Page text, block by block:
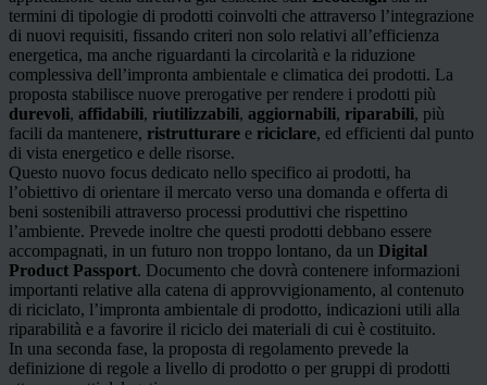
termini di tipologie di prodotti coinvolti che attraverso l’integrazione
di nuovi requisiti, fissando criteri non solo relativi all’efficienza
energetica, ma anche riguardanti la circolarità e la riduzione
complessiva dell’impronta ambientale e climatica dei prodotti. La
proposta stabilisce nuove prerogative per rendere i prodotti più
durevoli, affidabili, riutilizzabili, aggiornabili, riparabili, più
facili da mantenere, ristrutturare e riciclare, ed efficienti dal punto
di vista energetico e delle risorse.
Questo nuovo focus dedicato nello specifico ai prodotti, ha
l’obiettivo di orientare il mercato verso una domanda e offerta di
beni sostenibili attraverso processi produttivi che rispettino
l’ambiente. Prevede inoltre che questi prodotti debbano essere
accompagnati, in un futuro non troppo lontano, da un Digital
Product Passport. Documento che dovrà contenere informazioni
importanti relative alla catena di approvvigionamento, al contenuto
di riciclato, l’impronta ambientale di prodotto, indicazioni utili alla
riparabilità e a favorire il riciclo dei materiali di cui è costituito.
In una seconda fase, la proposta di regolamento prevede la
definizione di regole a livello di prodotto o per gruppi di prodotti